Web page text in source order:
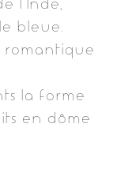
l’Inde,
bleue.
romantique
la forme
en dôme